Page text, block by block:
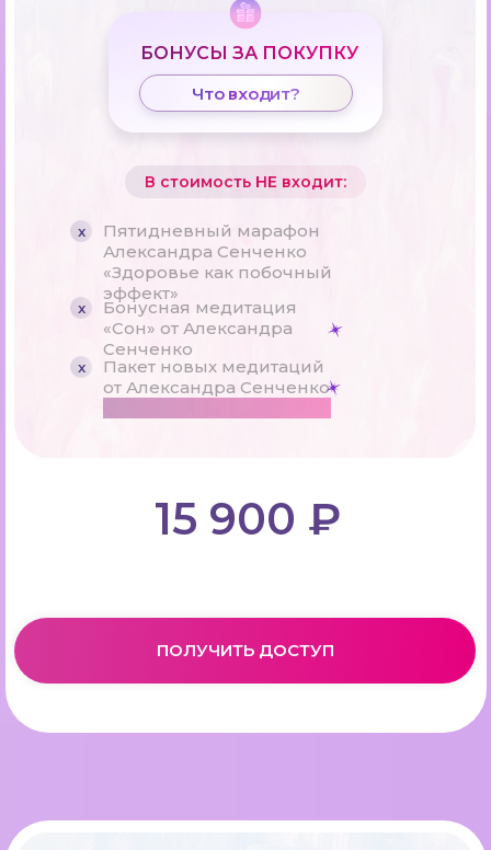
В стоимость НЕ входит:
Пятидневный марафон
Александра Сенченко
«Здоровье как побочный
эффект»
x
15 900 ₽
Бонусная медитация
«Сон» от Александра
Сенченко
x
Пакет новых медитаций
от Александра Сенченко
x
БОНУСЫ ЗА ПОКУПКУ
ПОЛУЧИТЬ ДОСТУП
Что входит?